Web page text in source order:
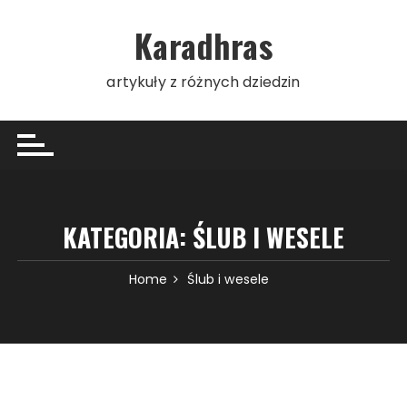
Karadhras
artykuły z różnych dziedzin
KATEGORIA: ŚLUB I WESELE
Home Ślub i wesele